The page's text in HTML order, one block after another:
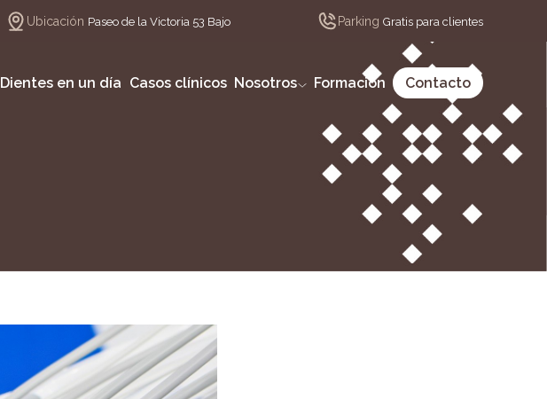
Ubicación Paseo de la Victoria 53 Bajo Parking Gratis para clientes
Dientes en un día Casos clínicos Nosotros Formación Contacto